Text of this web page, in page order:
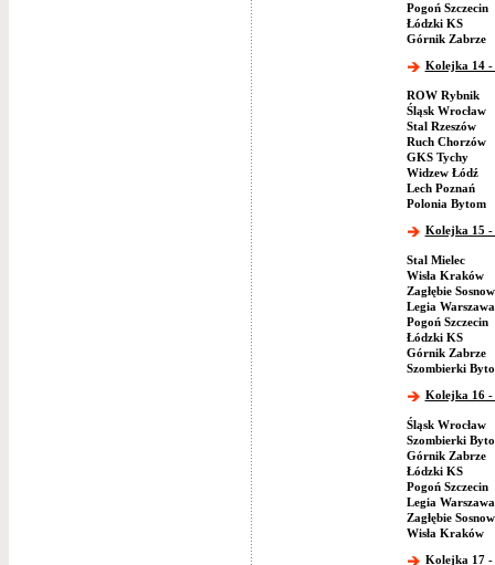
Pogoń Szczecin
Łódzki KS
Górnik Zabrze
Kolejka 14 -
ROW Rybnik
Śląsk Wrocław
Stal Rzeszów
Ruch Chorzów
GKS Tychy
Widzew Łódź
Lech Poznań
Polonia Bytom
Kolejka 15 -
Stal Mielec
Wisła Kraków
Zagłębie
Legia Warszawa
Pogoń Szczecin
Łódzki KS
Górnik Zabrze
Szombierki
Kolejka 16 -
Śląsk Wrocław
Szombierki
Górnik Zabrze
Łódzki KS
Pogoń Szczecin
Legia Warszawa
Zagłębie
Wisła Kraków
Kolejka 17 -